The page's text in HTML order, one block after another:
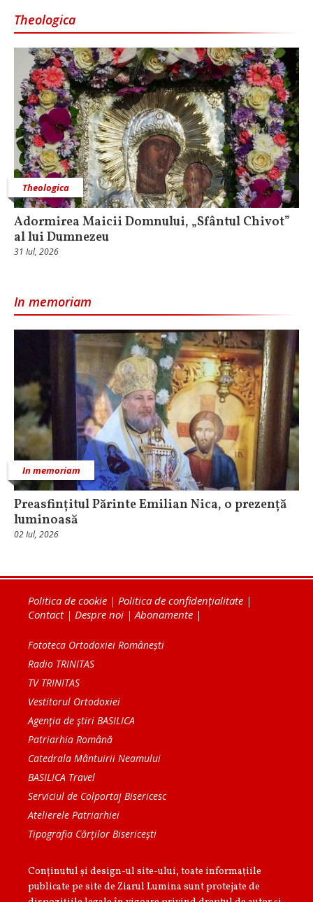
Theologica
Theologica
Adormirea Maicii Domnului, „Sfântul Chivot”
al lui Dumnezeu
31 Iul, 2026
In memoriam
In memoriam
Preasfințitul Părinte Emilian Nica, o prezență
luminoasă
02 Iul, 2026
Politica de cookie | Politica de confidențialitate |
Contact| Despre noi | Abonamente |
Fototeca Ortodoxiei Românești
Radio TRINITAS
TV TRINITAS
Vestitorul Ortodoxiei
Agenţia de ştiri BASILICA
Patriarhia Română
Catedrala Mântuirii Neamului
BASILICA Travel
Serviciul de Colportaj Bisericesc
Atelierele Patriarhiei
Tipografia Cărţilor Bisericeşti
Conținutul și design-ul site-ului, toate informaţiile
publicate pe site de Ziarul Lumina sunt protejate de